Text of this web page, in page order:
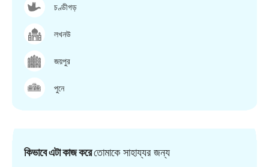
চণ্ডীগড়
লখনউ
জয়পুর
পুনে
কিভাবে এটা কাজ করেতোমাকে সাহায্যর জন্য